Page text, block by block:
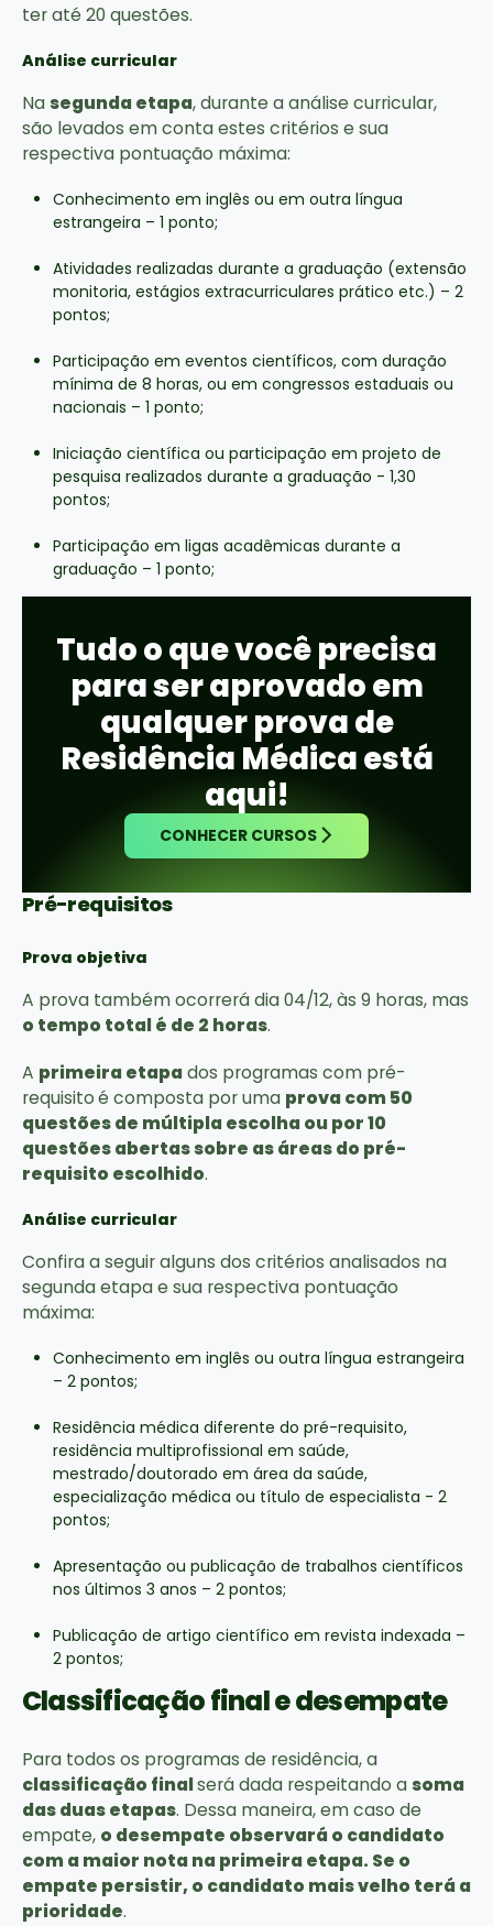
ter até 20 questões.
Análise curricular
Nasegunda etapa, durante a análise curricular,
são levados em conta estes critérios e sua
respectiva pontuação máxima:
Conhecimento em inglês ou em outra língua
estrangeira – 1 ponto;
Atividades realizadas durante a graduação (extensão
monitoria, estágios extracurriculares prático etc.) – 2
pontos;
Participação em eventos científicos, com duração
mínima de 8 horas, ou em congressos estaduais ou
nacionais – 1 ponto;
Iniciação científica ou participação em projeto de
pesquisa realizados durante a graduação - 1,30
pontos;
Participação em ligas acadêmicas durante a
graduação – 1 ponto;
Tudo o que você precisa
para ser aprovado em
qualquer prova de
Residência Médica está
aqui!
CONHECER CURSOS
Pré-requisitos
Prova objetiva
A prova também ocorrerá dia 04/12, às 9 horas, mas
o tempo total é de 2 horas.
A primeira etapados programas com pré-
requisitoé composta por uma prova com 50
questões de múltipla escolha ou por 10
questões abertas sobre as áreas do pré-
requisito escolhido.
Análise curricular
Confira a seguir alguns dos critérios analisados na
segunda etapa e sua respectiva pontuação
máxima:
Conhecimento em inglês ou outra língua estrangeira
– 2 pontos;
Residência médica diferente do pré-requisito,
residência multiprofissional em saúde,
mestrado/doutorado em área da saúde,
especialização médica ou título de especialista - 2
pontos;
Apresentação ou publicação de trabalhos científicos
nos últimos 3 anos – 2 pontos;
Publicação de artigo científico em revista indexada –
2 pontos;
Classificação final e desempate
Para todos os programas de residência, a
classificação finalserá dada respeitando asoma
das duas etapas. Dessa maneira, em caso de
empate, o desempate observará o candidato
com a maior nota na primeira etapa. Se o
empate persistir, o candidato mais velho terá a
prioridade.